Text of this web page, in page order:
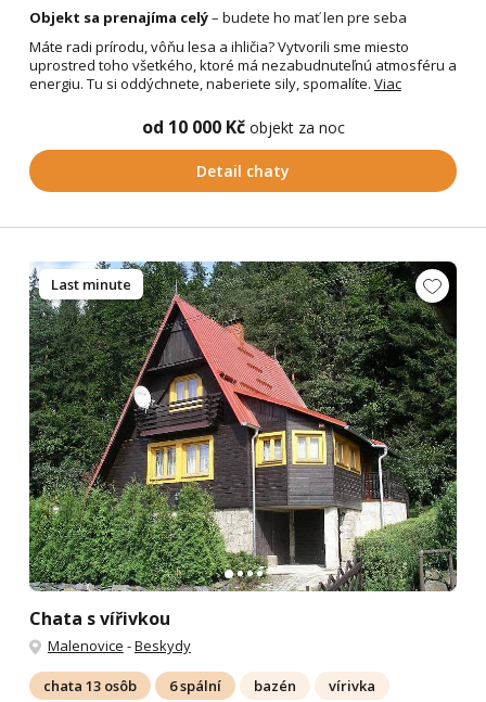
Objekt sa prenajíma celý– budete ho mať len pre seba
Máte radi prírodu, vôňu lesa a ihličia? Vytvorili sme miesto
uprostred toho všetkého, ktoré má nezabudnuteľnú atmosféru a
energiu. Tu si oddýchnete, naberiete sily, spomalíte. Viac
od 10 000 Kč objekt za noc
Detail chaty
Chata s vířivkou
Malenovice -Beskydy
chata 13 osôb 6 spální bazén
vírivka
Last minute